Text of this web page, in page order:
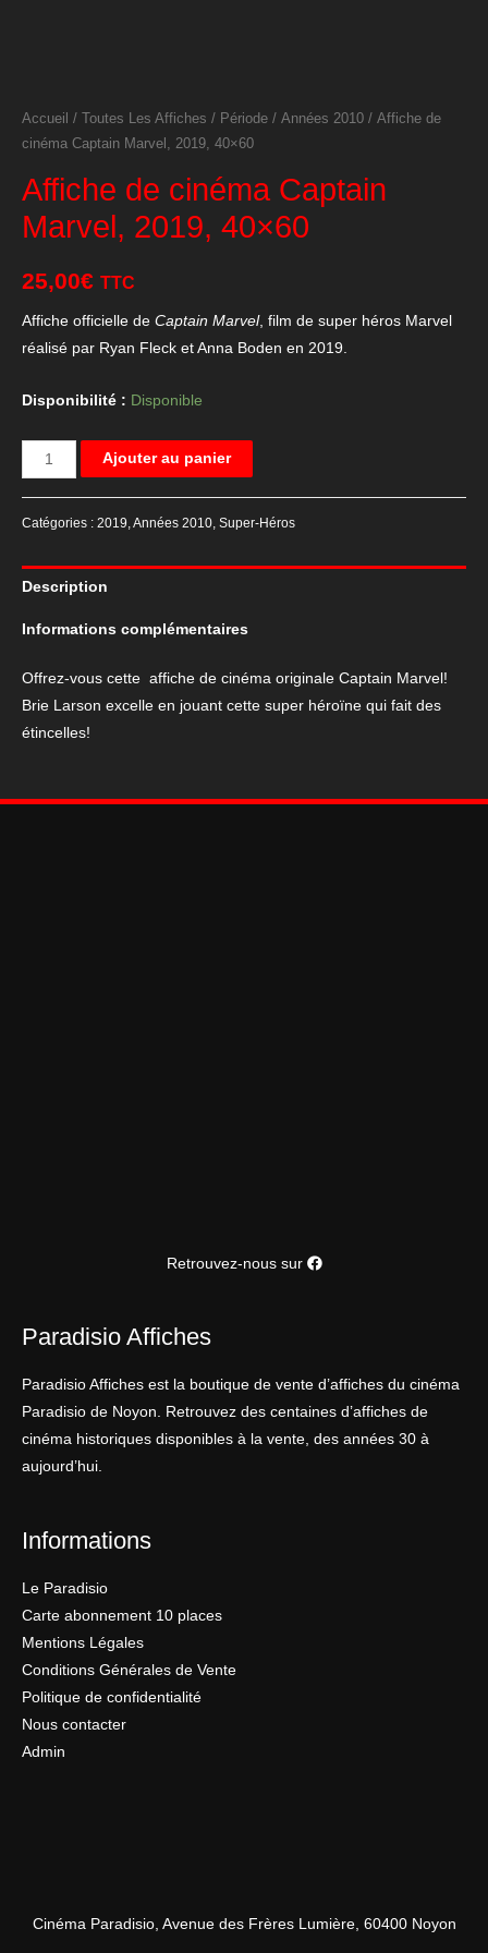
Accueil / Toutes Les Affiches / Période / Années 2010 / Affiche de
cinéma Captain Marvel, 2019, 40×60
Affiche de cinéma Captain
Marvel, 2019, 40×60
25,00€ TTC
Affiche officielle de Captain Marvel, film de super héros Marvel
réalisé par Ryan Fleck et Anna Boden en 2019.
Disponibilité : Disponible
quantité
de
cinéma
Captain
40x60
Ajouter au panier
Catégories : 2019,Années 2010, Super-Héros
Description
Informations complémentaires
Offrez-vous cette affiche de cinéma originale Captain Marvel!
Brie Larson excelle en jouant cette super héroïne qui fait des
étincelles!
Retrouvez-nous sur
Paradisio Affiches
Paradisio Affiches est la boutique de vente d’affiches du cinéma
Paradisio de Noyon. Retrouvez des centaines d’affiches de
cinéma historiques disponibles à la vente, des années 30 à
aujourd’hui.
Informations
Le Paradisio
Carte abonnement 10 places
Mentions Légales
Conditions Générales de Vente
Politique de confidentialité
Nous contacter
Admin
Cinéma Paradisio, Avenue des Frères Lumière, 60400 Noyon